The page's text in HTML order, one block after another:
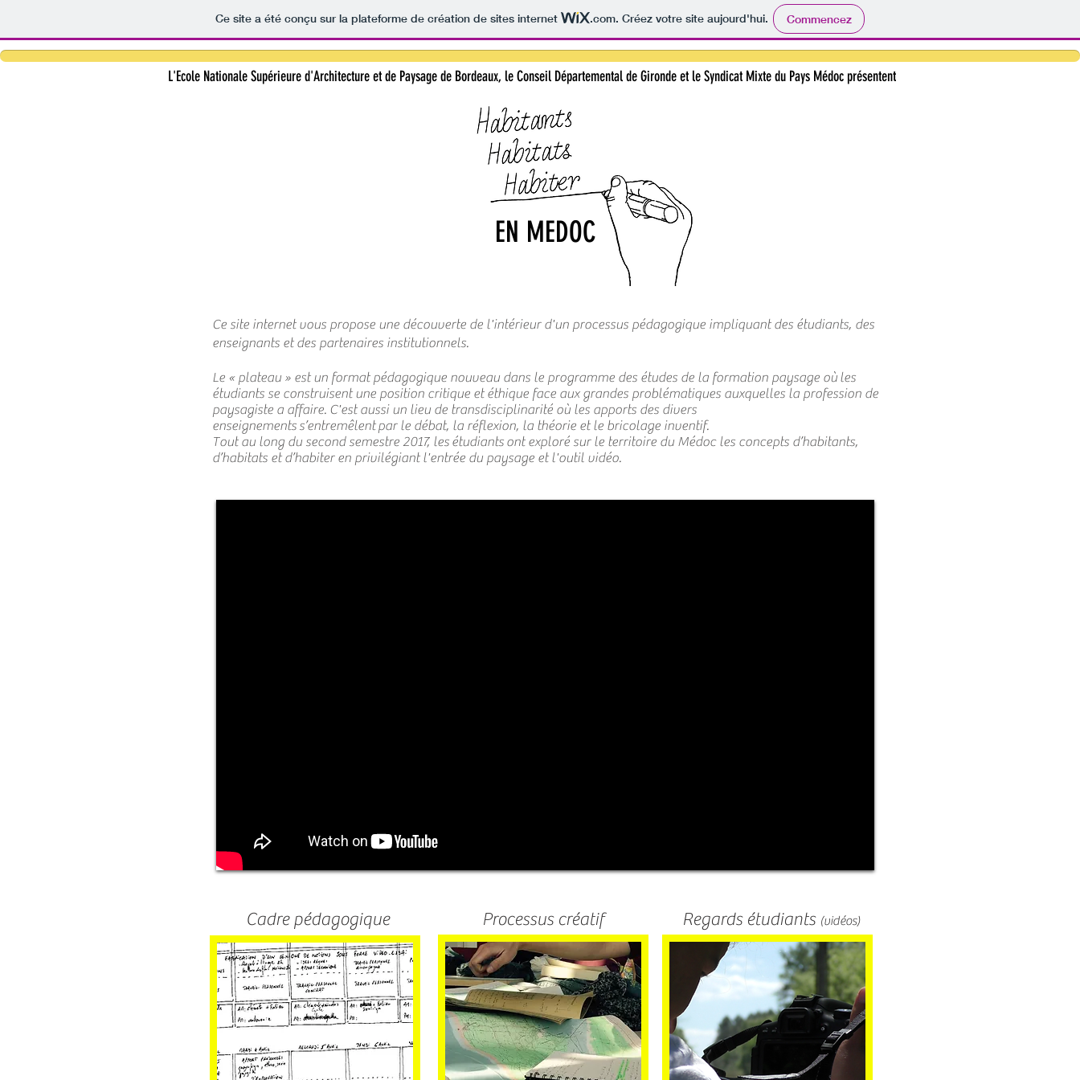
Ce site a été conçu sur la plateforme de création de sites internet .com. Créez votre site aujourd'hui. Commencez
EN MEDOC
L'Ecole Nationale Supérieure d'Architecture et de Paysage de Bordeaux, le Conseil Départemental de Gironde et le Syndicat Mixte du Pays Médoc présentent
Ce site internet vous propose une découverte de l'intérieur d'un processus pédagogique impliquant des étudiants, des
enseignants et des partenaires institutionnels.
Le « plateau » est un format pédagogique nouveau dans le programme des études de la formation paysage où les
étudiants se construisent une position critique et éthique face aux grandes problématiques auxquelles la profession de
paysagiste a affaire. C'est aussi un lieu de transdisciplinarité où les apports des divers
enseignements s’entremêlent par le débat, la réflexion, la théorie et le bricolage inventif.
Tout au long du second semestre 2017, les étudiants ont exploré sur le territoire du Médoc les concepts d’habitants,
d’habitats et d’habiter en privilégiant l'entrée du paysage et l'outil vidéo.
Cadre pédagogique Processus créatif Regards étudiants (vidéos)